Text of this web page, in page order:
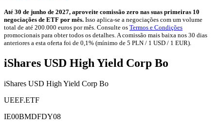
Até 30 de junho de 2027, aproveite comissão zero nas suas primeiras 10
negociações de ETF por mês. Isso aplica-se a negociações com um volume
total de até 200.000 euros por mês. Consulte os Termos e Condições
promocionais para obter todos os detalhes. A comissão mais baixa nos 30 dias
anteriores a esta oferta foi de 0,1% (mínimo de 5 PLN / 1 USD / 1 EUR).
iShares USD High Yield Corp Bo
iShares USD High Yield Corp Bo
UEEF.ETF
IE00BMDFDY08